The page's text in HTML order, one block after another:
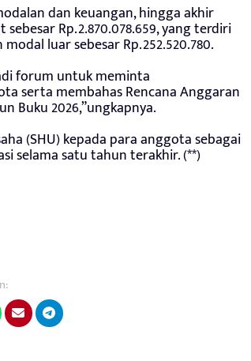
dan keuangan, hingga akhir
Rp.2.870.078.659, yang terdiri
luar sebesar Rp.252.520.780.
forum untuk meminta
serta membahas Rencana Anggaran
Buku 2026,”ungkapnya.
(SHU) kepada para anggota sebagai
selama satu tahun terakhir. (**)